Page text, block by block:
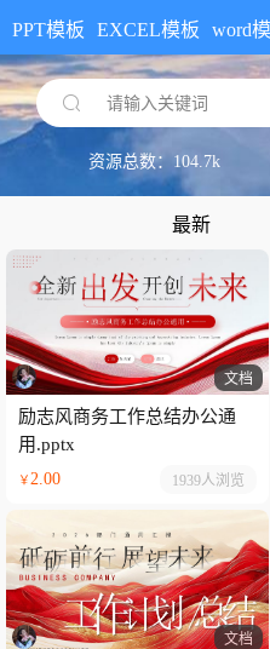
PPT模板 EXCEL模板 word
请输入关键词
资源总数：104.7k
最新
文档
励志风商务工作总结办公通
用.pptx
￥2.00 1939人浏览
文档